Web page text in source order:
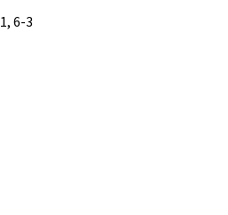
6-3